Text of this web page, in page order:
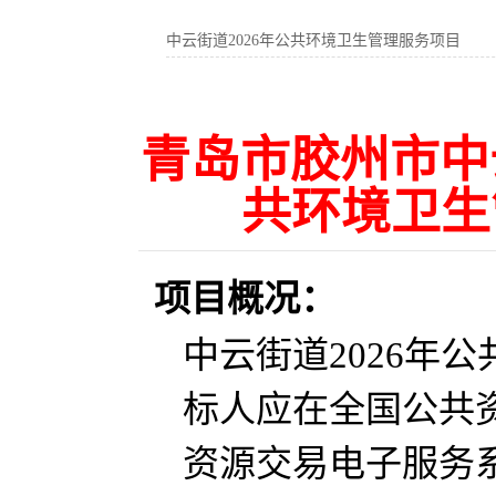
中云街道2026年公共环境卫生管理服务项目
青岛市胶州市
共环境卫
项目概况：
中云街道2026年
标人应在全国公共
资源交易电子服务